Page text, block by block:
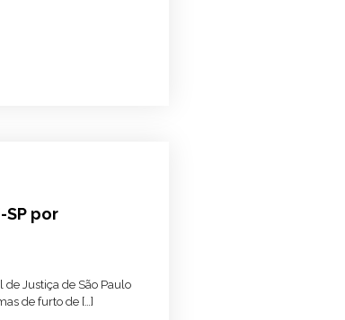
SP por
de Justiça de São Paulo
de furto de […]